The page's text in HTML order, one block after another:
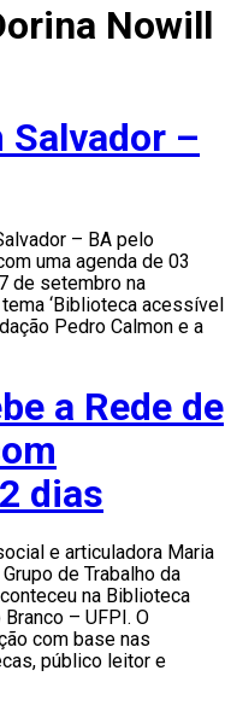
Nowill
–
– BA pelo
uma agenda de 03
de setembro na
‘Biblioteca acessível
Pedro Calmon e a
a Rede de
dias
e articuladora Maria
de Trabalho da
na Biblioteca
– UFPI. O
com base nas
público leitor e